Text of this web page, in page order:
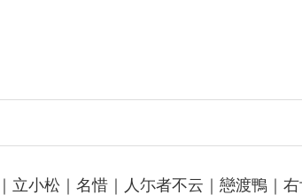
立小松｜名惜｜人尓者不云｜戀渡鴨｜